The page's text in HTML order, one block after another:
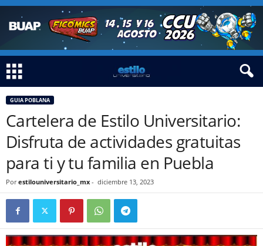
GUIA POBLANA
Cartelera de Estilo Universitario:
Disfruta de actividades gratuitas
para ti y tu familia en Puebla
Por estilouniversitario_mx - diciembre 13, 2023